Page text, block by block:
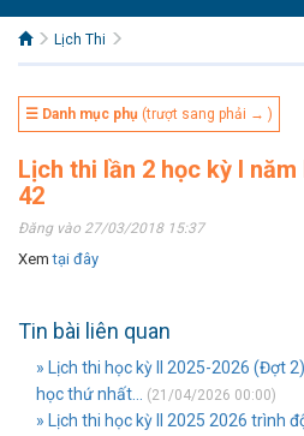
Lịch Thi
☰ Danh mục phụ (trượt sang phải → )
Lịch thi lần 2 học kỳ I
42
Đăng vào 27/03/2018 15:37
Xemtại đây
Tin bài liên quan
» Lịch thi học kỳ II 2025-2026 (Đợt
học thứ nhất...
(21/04/2026 00:00)
» Lịch thi học kỳ II 2025 2026 trình